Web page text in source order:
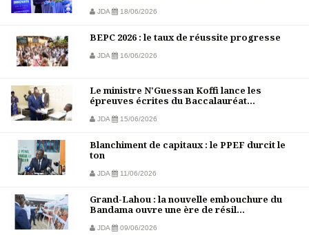
JDA 18/06/2026
BEPC 2026 : le taux de réussite progresse
JDA 16/06/2026
Le ministre N'Guessan Koffi lance les
épreuves écrites du Baccalauréat...
JDA 15/06/2026
Blanchiment de capitaux : le PPEF durcit le
ton
JDA 11/06/2026
Grand-Lahou : la nouvelle embouchure du
Bandama ouvre une ère de résil...
JDA 09/06/2026